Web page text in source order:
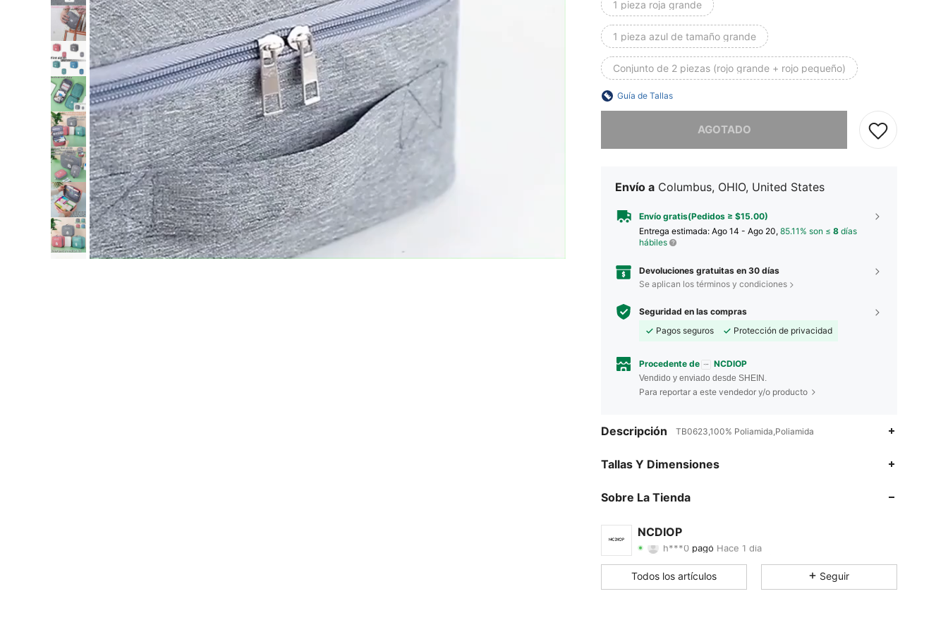
1 pieza roja grande
1 pieza azul de tamaño grande
Conjunto de 2 piezas (rojo grande + rojo pequeño)
Guía de Tallas
AGOTADO
Envío a Columbus, OHIO, United States
Envío gratis(Pedidos ≥ $15.00)
Entrega estimada: Ago 14 - Ago 20, 85.11% son ≤ 8 días
hábiles
Devoluciones gratuitas en 30 días
Se aplican los términos y condiciones
Seguridad en las compras
Pagos seguros
Protección de privacidad
Procedente de NCDIOP
Vendido y enviado desde SHEIN.
Para reportar a este vendedor y/o producto
Descripción TB0623,100% Poliamida,Poliamida
Tallas Y Dimensiones
Sobre La Tienda
NCDIOP
4.66
4.66
4.66
h***0
h***0 seguidoHace 1 día
4.66 33 54
Todos los artículos Seguir